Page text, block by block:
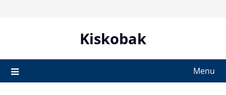
Kiskobak
Menu